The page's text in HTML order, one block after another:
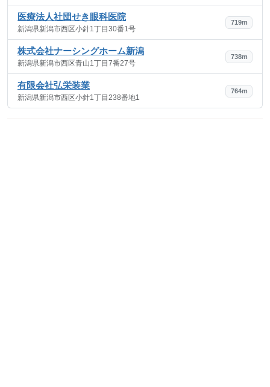
医療法人社団せき眼科医院
新潟県新潟市西区小針1丁目30番1号
719m
株式会社ナーシングホーム新潟
新潟県新潟市西区青山1丁目7番27号
738m
有限会社弘栄装業
新潟県新潟市西区小針1丁目238番地1
764m